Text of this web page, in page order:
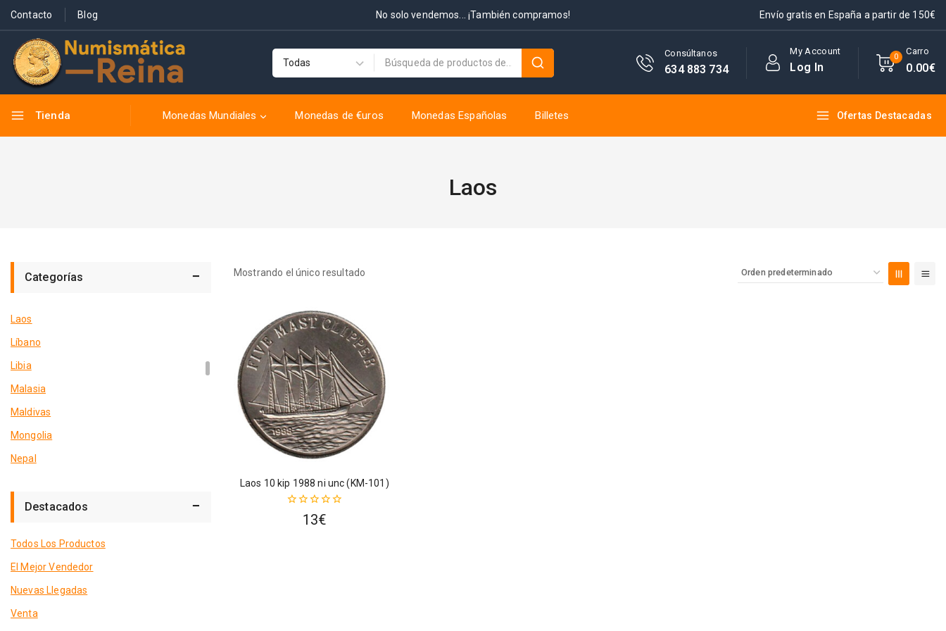
Contacto Blog No solo vendemos... ¡También compramos! Envío gratis en España a partir de 150€
Consúltanos
634 883 734
My Account
Log In
0
Carro
0.00€
Tienda Monedas Mundiales Monedas de €uros Monedas Españolas Billetes Ofertas Destacadas
Laos
Mostrando el único resultado
Laos 10 kip 1988 ni unc (KM-101)
fuera13€
Categorías
Madagascar
Mali
Marruecos
Túnez
Uganda
Israel
Kirguistán
Laos
Líbano
Libia
Malasia
Maldivas
Mongolia
Nepal
Palestina
Vietnan
Europa Central
Alemania
Andorra
Destacados
Todos Los Productos
El Mejor Vendedor
Nuevas Llegadas
Venta